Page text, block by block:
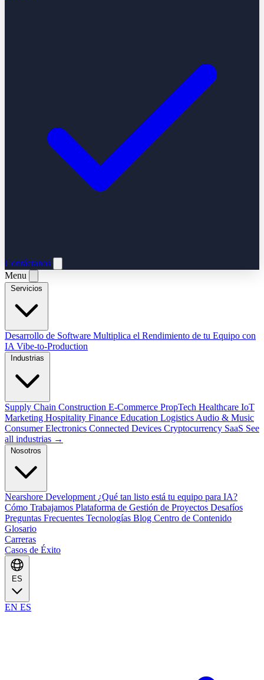
Contáctanos
Menu
Desarrollo de Software Multiplica el Rendimiento de tu Equipo con
IA Vibe-to-Production
Supply Chain Construction E-Commerce PropTech Healthcare IoT
Marketing Hospitality Finance Education Logistics Audio & Music
Consumer Electronics Connected Devices Cryptocurrency SaaS See
all industrias →
Nearshore Development ¿Qué tan listo está tu equipo para IA?
Cómo Trabajamos Plataforma de Gestión de Proyectos Desafíos
Preguntas Frecuentes Tecnologías Blog Centro de Contenido
Glosario
Carreras
Casos de Éxito
EN ES